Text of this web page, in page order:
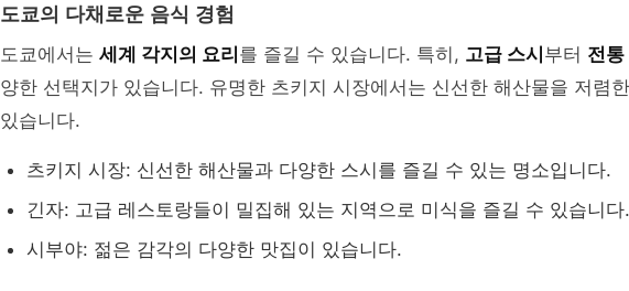
도쿄의 다채로운 음식 경험
도쿄에서는 세계 각지의 요리 를 즐길 수 있습니다. 특히, 고급 스시 부터 전
양한 선택지가 있습니다. 유명한 츠키지 시장에서는 신선한 해산물을 저렴
있습니다.
츠키지 시장: 신선한 해산물과 다양한 스시를 즐길 수 있는 명소입니다.
긴자: 고급 레스토랑들이 밀집해 있는 지역으로 미식을 즐길 수 있습니다.
시부야: 젊은 감각의 다양한 맛집이 있습니다.